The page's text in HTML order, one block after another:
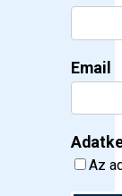
Email
Az